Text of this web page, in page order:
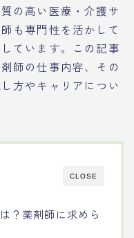
の高い医療・介護サ
も専門性を活かして
ています。この記事
師の仕事内容、その
方やキャリアについ
CLOSE
？薬剤師に求めら